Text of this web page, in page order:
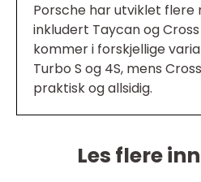
Porsche har utviklet flere
inkludert Taycan og
kommer i forskjellige
Turbo S og 4S, mens
praktisk og allsidig.
Les flere